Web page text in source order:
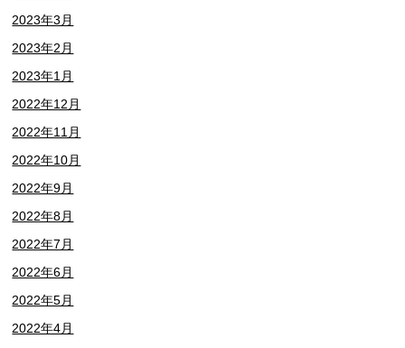
2023年3月
2023年2月
2023年1月
2022年12月
2022年11月
2022年10月
2022年9月
2022年8月
2022年7月
2022年6月
2022年5月
2022年4月